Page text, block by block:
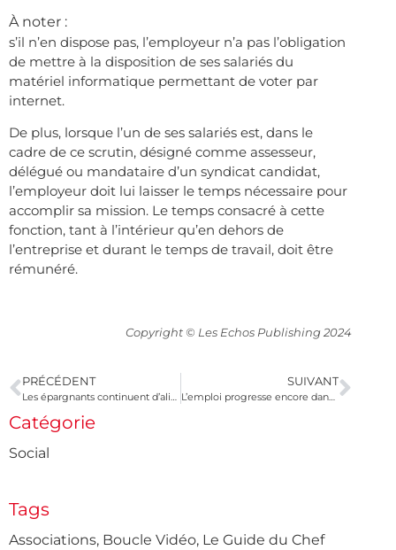
À noter :
s’il n’en dispose pas, l’employeur n’a pas l’obligation
de mettre à la disposition de ses salariés du
matériel informatique permettant de voter par
internet.
De plus, lorsque l’un de ses salariés est, dans le
cadre de ce scrutin, désigné comme assesseur,
délégué ou mandataire d’un syndicat candidat,
l’employeur doit lui laisser le temps nécessaire pour
accomplir sa mission. Le temps consacré à cette
fonction, tant à l’intérieur qu’en dehors de
l’entreprise et durant le temps de travail, doit être
rémunéré.
Copyright © Les Echos Publishing 2024
PRÉCÉDENT
Les épargnants continuent d’alimenter leurs contrats d’assurance-vie
SUIVANT
L’emploi progresse encore dans les associations
Catégorie
Social
Tags
Associations, Boucle Vidéo, Le Guide du Chef